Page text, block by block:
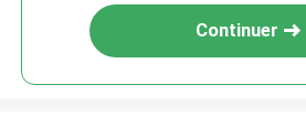
Continuer